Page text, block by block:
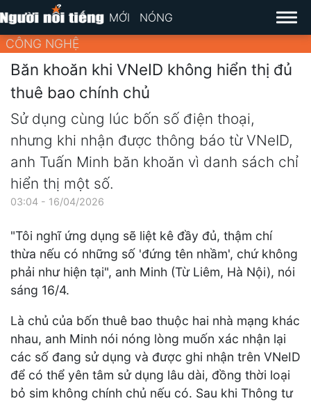
MỚI NÓNG
CÔNG NGHỆ
Băn khoăn khi VNeID không hiển thị đủ
thuê bao chính chủ
Sử dụng cùng lúc bốn số điện thoại,
nhưng khi nhận được thông báo từ VNeID,
anh Tuấn Minh băn khoăn vì danh sách chỉ
hiển thị một số.
03:04 - 16/04/2026
"Tôi nghĩ ứng dụng sẽ liệt kê đầy đủ, thậm chí
thừa nếu có những số 'đứng tên nhầm', chứ không
phải như hiện tại", anh Minh (Từ Liêm, Hà Nội), nói
sáng 16/4.
Là chủ của bốn thuê bao thuộc hai nhà mạng khác
nhau, anh Minh nói nóng lòng muốn xác nhận lại
các số đang sử dụng và được ghi nhận trên VNeID
để có thể yên tâm sử dụng lâu dài, đồng thời loại
bỏ sim không chính chủ nếu có. Sau khi Thông tư